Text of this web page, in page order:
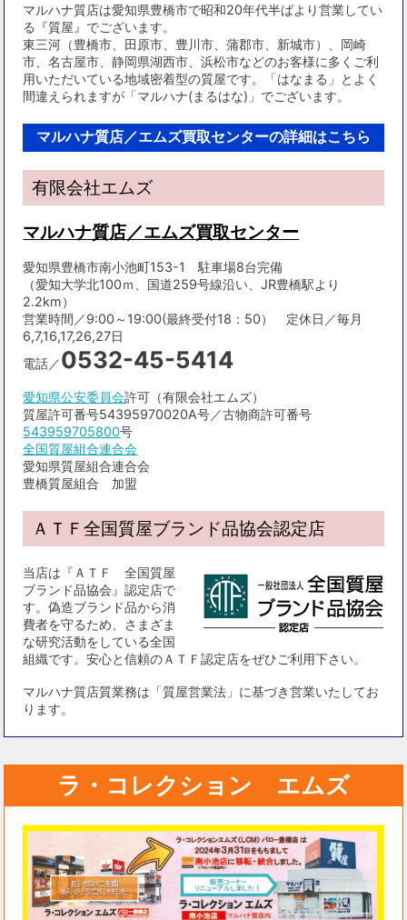
マルハナ質店は愛知県豊橋市で昭和20年代半ばより営業してい
る『質屋』でございます。
東三河（豊橋市、田原市、豊川市、蒲郡市、新城市）、岡崎
市、名古屋市、静岡県湖西市、浜松市などのお客様に多くご利
用いただいている地域密着型の質屋です。「はなまる」とよく
間違えられますが「マルハナ(まるはな)」でございます。
マルハナ質店／エムズ買取センターの詳細はこちら
有限会社エムズ
マルハナ質店／エムズ買取センター
愛知県豊橋市南小池町153-1 駐車場8台完備
（愛知大学北100ｍ、国道259号線沿い、JR豊橋駅より
2.2km）
営業時間／9:00～19:00(最終受付18：50） 定休日／毎月
6,7,16,17,26,27日
電話／0532-45-5414
愛知県公安委員会許可（有限会社エムズ）
質屋許可番号54395970020A号／古物商許可番号
543959705800号
全国質屋組合連合会
愛知県質屋組合連合会
豊橋質屋組合 加盟
ＡＴＦ全国質屋ブランド品協会認定店
当店は『ＡＴＦ 全国質屋
ブランド品協会』認定店で
す。偽造ブランド品から消
費者を守るため、さまざま
な研究活動をしている全国
組織です。安心と信頼のＡＴＦ認定店をぜひご利用下さい。
マルハナ質店質業務は「質屋営業法」に基づき営業いたしてお
ります。
ラ・コレクション エムズ